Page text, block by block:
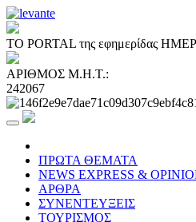
ΤΟ PORTAL της εφημερίδας
ΑΡΙΘΜΟΣ Μ.Η.Τ.:
242067
ΠΡΩΤΑ ΘΕΜΑΤΑ
NEWS EXPRESS &
ΑΡΘΡΑ
ΣΥΝΕΝΤΕΥΞΕΙΣ
ΤΟΥΡΙΣΜΟΣ